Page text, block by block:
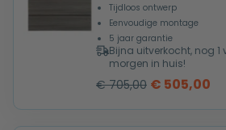
Tijdloos ontwerp
Eenvoudige montage
5 jaar garantie
Bijna uitverkocht, nog
morgen in huis!
€705,00
was:
€ 505,00
is: